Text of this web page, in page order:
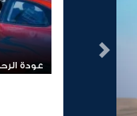
التالى عودة